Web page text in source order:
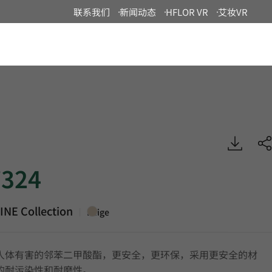
联系我们 新闻动态 HFLOR VR 艾妆VR
Collection Beige
体有害的邻苯二甲酸酯，更安全，更环保，采用更安全的材